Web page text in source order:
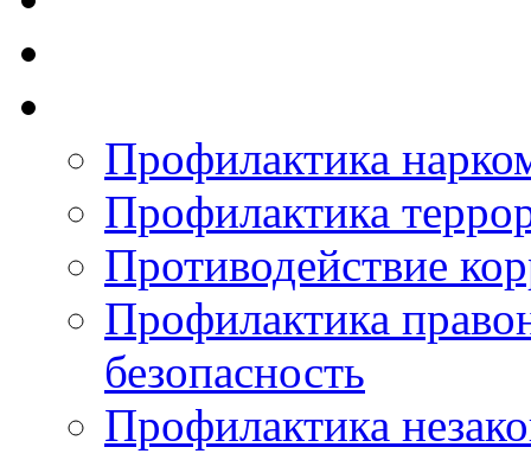
Профилактика
Профилактика
Противодействие
Профилактика
безопасность
Профилактика